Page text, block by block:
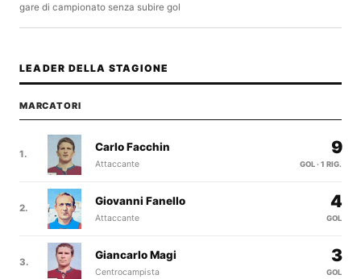
gare di campionato senza subire gol
LEADER DELLA STAGIONE
MARCATORI
1.
Carlo Facchin
Attaccante
9
GOL · 1 RIG.
2.
Giovanni Fanello
Attaccante
4
GOL
3.
Giancarlo Magi
Centrocampista
3
GOL